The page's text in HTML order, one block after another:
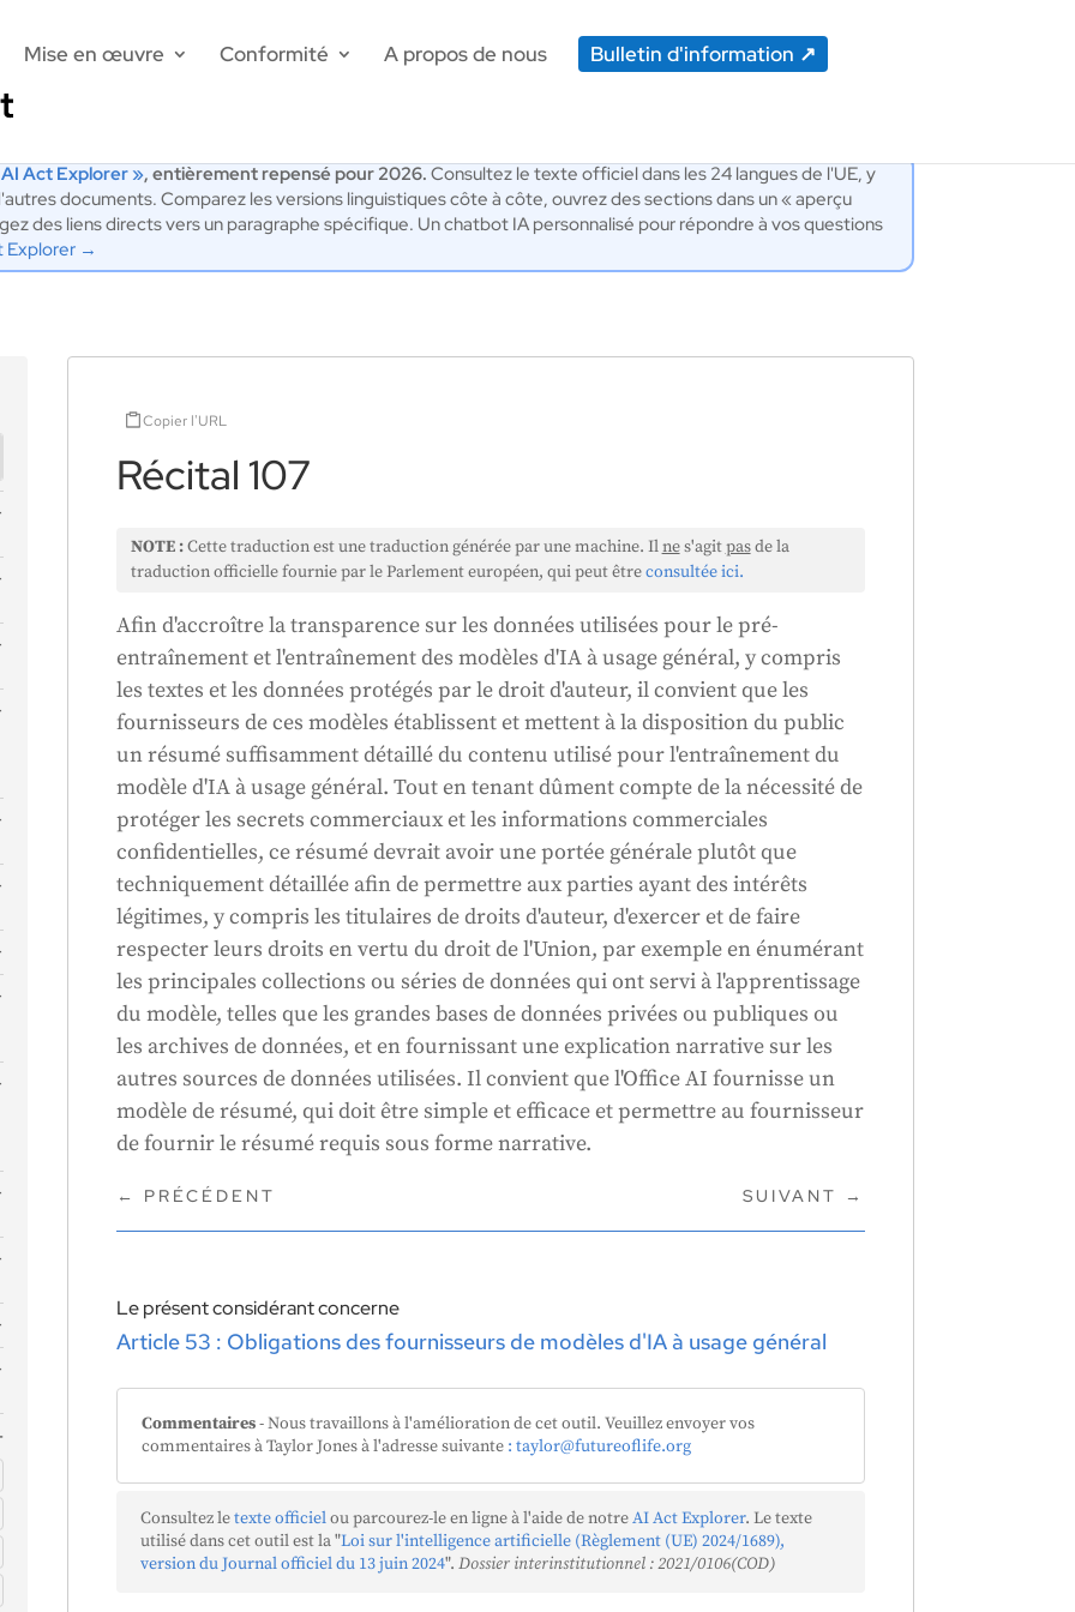
Mise en œuvre Conformité A propos de nous Bulletin d'information
Act Explorer », entièrement repensé pour 2026. Consultez le texte officiel dans les 24 langues de l'UE, y
documents. Comparez les versions linguistiques côte à côte, ouvrez des sections dans un « aperçu
des liens directs vers un paragraphe spécifique. Un chatbot IA personnalisé pour répondre à vos questions
Explorer →
Copier l'URL
Récital 107
NOTE :Cette traduction est une traduction générée par une machine. Ilnes'agitpasde la
traduction officielle fournie par le Parlement européen, qui peut êtreconsultée ici.
Afin d'accroître la transparence sur les données utilisées pour le pré-
entraînement et l'entraînement des modèles d'IA à usage général, y compris
les textes et les données protégés par le droit d'auteur, il convient que les
fournisseurs de ces modèles établissent et mettent à la disposition du public
un résumé suffisamment détaillé du contenu utilisé pour l'entraînement du
modèle d'IA à usage général. Tout en tenant dûment compte de la nécessité de
protéger les secrets commerciaux et les informations commerciales
confidentielles, ce résumé devrait avoir une portée générale plutôt que
techniquement détaillée afin de permettre aux parties ayant des intérêts
légitimes, y compris les titulaires de droits d'auteur, d'exercer et de faire
respecter leurs droits en vertu du droit de l'Union, par exemple en énumérant
les principales collections ou séries de données qui ont servi à l'apprentissage
du modèle, telles que les grandes bases de données privées ou publiques ou
les archives de données, et en fournissant une explication narrative sur les
autres sources de données utilisées. Il convient que l'Office AI fournisse un
modèle de résumé, qui doit être simple et efficace et permettre au fournisseur
de fournir le résumé requis sous forme narrative.
← PRÉCÉDENT SUIVANT →
Le présent considérant concerne
Article 53 : Obligations des fournisseurs de modèles d'IA à usage général
Commentaires- Nous travaillons à l'amélioration de cet outil. Veuillez envoyer vos
commentaires à Taylor Jones à l'adresse suivante : taylor@futureoflife.org
Consultez letexte officielou parcourez-le en ligne à l'aide de notreAI Act Explorer. Le texte
utilisé dans cet outil est la "Loi sur l'intelligence artificielle (Règlement (UE) 2024/1689),
version du Journal officiel du 13 juin 2024". Dossier interinstitutionnel : 2021/0106(COD)